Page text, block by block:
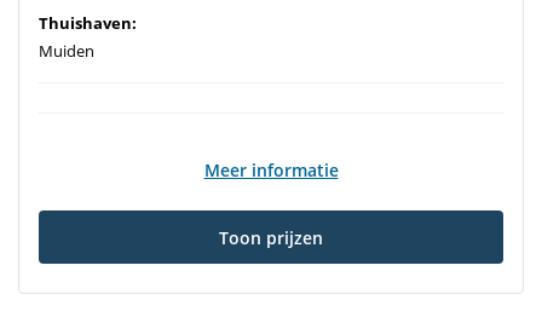
Thuishaven:
Muiden
Meer informatie
Toon prijzen